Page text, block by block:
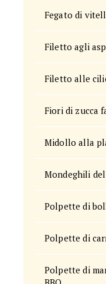
Fegato di
Filetto agli
Filetto alle
Fiori di zucca
Midollo alla
Mondeghili
Polpette di
Polpette di
Polpette di